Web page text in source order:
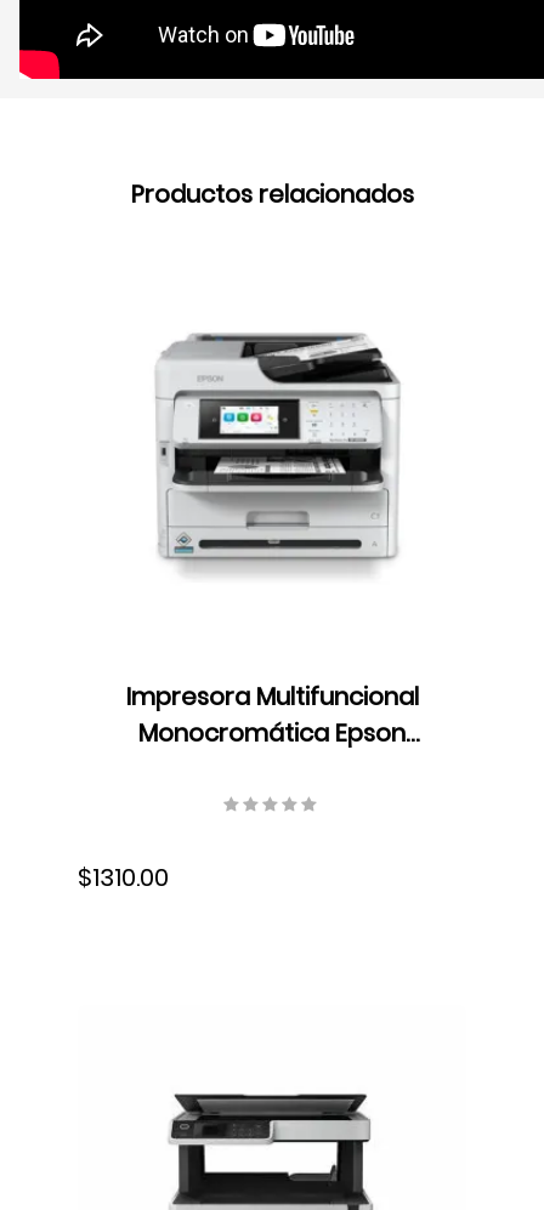
Productos relacionados
Impresora Multifuncional
Monocromática Epson
ppm, dúplex, Wi-Fi, Ethernet,
$1310.00